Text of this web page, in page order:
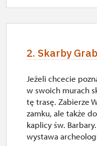
2. Skarby
Jeżeli chcecie
w swoich murach
tę trasę. Zabierze
zamku, ale także
kaplicy św.
wystawa